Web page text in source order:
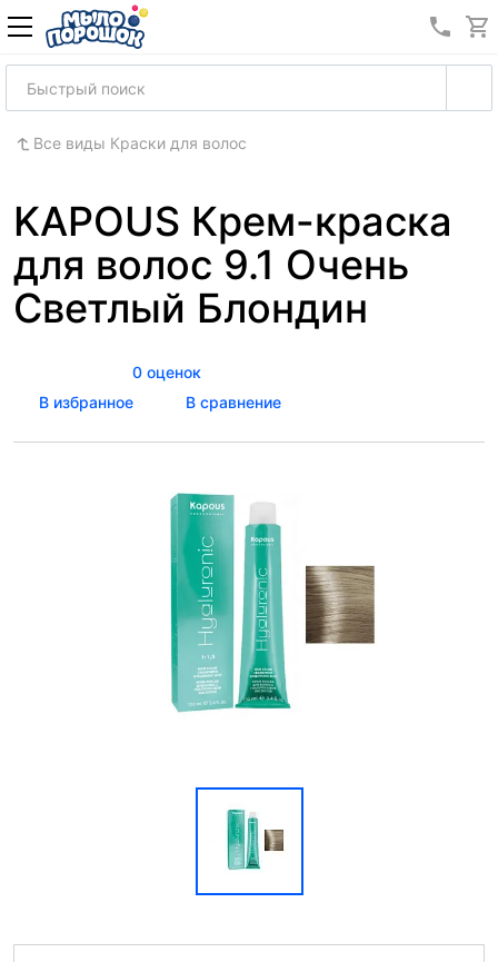
8
Все виды Краски для волос
KAPOUS Крем-краска
для волос 9.1 Очень
Светлый Блондин
0 оценок
В избранное
В сравнение